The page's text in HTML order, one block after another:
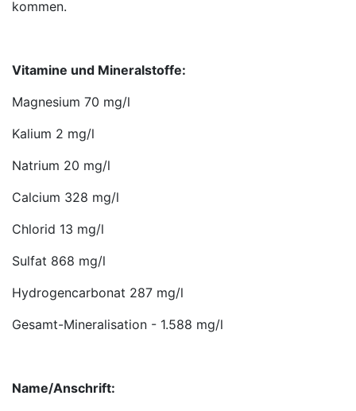
kommen.
Vitamine und Mineralstoffe:
Magnesium 70 mg/l
Kalium 2 mg/l
Natrium 20 mg/l
Calcium 328 mg/l
Chlorid 13 mg/l
Sulfat 868 mg/l
Hydrogencarbonat 287 mg/l
Gesamt-Mineralisation - 1.588 mg/l
Name/Anschrift: